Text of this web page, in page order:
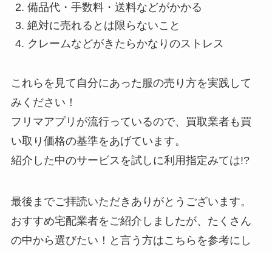
備品代・手数料・送料などがかかる
絶対に売れるとは限らないこと
クレームなどがきたらかなりのストレス
これらを見て自分にあった服の売り方を実践して
みください！
フリマアプリが流行っているので、買取業者も買
い取り価格の基準をあげています。
紹介した中のサービスを試しに利用指定みては!?
最後までご拝読いただきありがとうございます。
おすすめ宅配業者をご紹介しましたが、たくさん
の中から選びたい！と言う方はこちらを参考にし